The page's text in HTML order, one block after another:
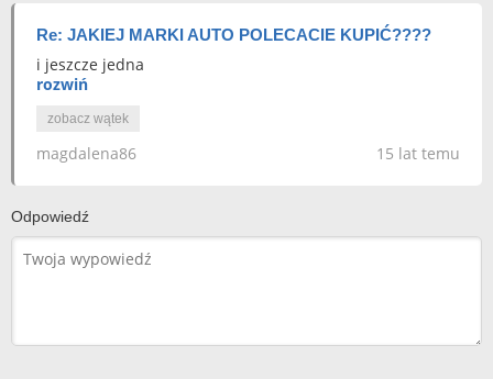
Re: JAKIEJ MARKI AUTO POLECACIE KUPIĆ????
i jeszcze jedna
rozwiń
zobacz wątek
15 lat temu
magdalena86
Odpowiedź